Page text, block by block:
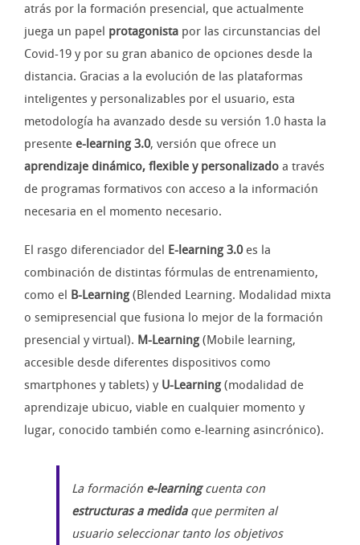
atrás por la formación presencial, que actualmente
juega un papel protagonista por las circunstancias del
Covid-19 y por su gran abanico de opciones desde la
distancia. Gracias a la evolución de las plataformas
inteligentes y personalizables por el usuario, esta
metodología ha avanzado desde su versión 1.0 hasta la
presente e-learning 3.0, versión que ofrece un
aprendizaje dinámico, flexible y personalizado a través
de programas formativos con acceso a la información
necesaria en el momento necesario.
El rasgo diferenciador del E-learning 3.0es la
combinación de distintas fórmulas de entrenamiento,
como el B-Learning (Blended Learning. Modalidad mixta
o semipresencial que fusiona lo mejor de la formación
presencial y virtual). M-Learning (Mobile learning,
accesible desde diferentes dispositivos como
smartphones y tablets) y U-Learning (modalidad de
aprendizaje ubicuo, viable en cualquier momento y
lugar, conocido también como e-learning asincrónico).
La formación e-learningcuenta con
estructuras a medidaque permiten al
usuario seleccionar tanto los objetivos